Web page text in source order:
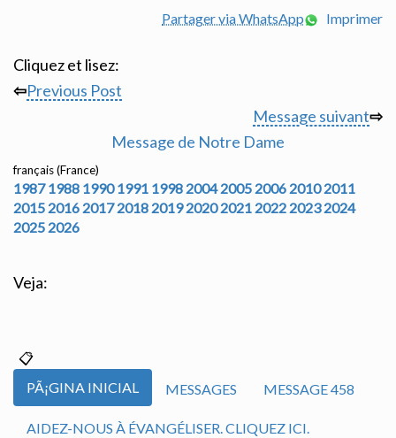
Partager via WhatsApp
Imprimer
Cliquez et lisez:
⇦Previous Post
Message suivant⇨
Message de Notre Dame
français (France)
1987 1988 1990 1991 1998 2004 2005 2006 2010 2011
2015 2016 2017 2018 2019 2020 2021 2022 2023 2024
2025 2026
Veja:
PÃ¡GINA INICIAL MESSAGES MESSAGE 458
AIDEZ-NOUS À ÉVANGÉLISER. CLIQUEZ ICI.